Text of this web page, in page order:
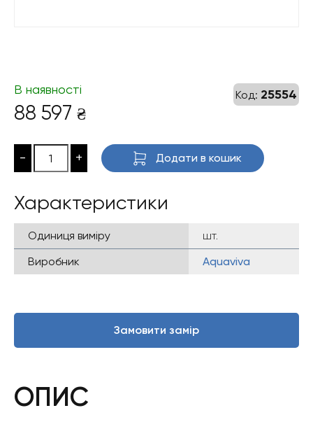
Код: 25554
В наявності
88 597 ₴
- + Додати в кошик
Характеристики
Одиниця виміру
шт.
Виробник
Aquaviva
Замовити замір
ОПИС